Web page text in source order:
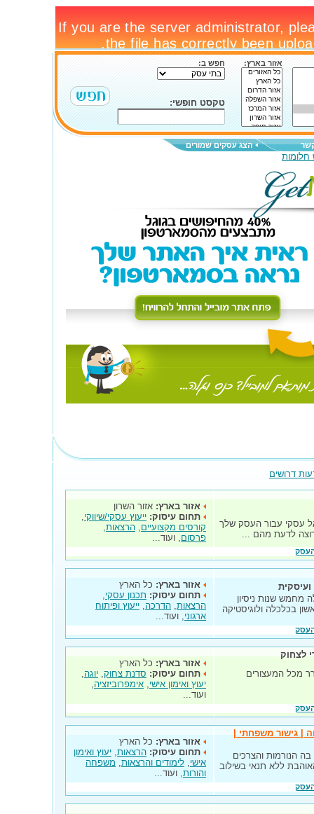
אזור בארץ: חפש ב:
טקסט חופשי:
הצג עסקים שמורים
חלומות
דרושים
עסקי עבור העסק שלך
לדעת מהם ...
אזור בארץ: אזור השרון
תחום עיסוק: ייעוץ עסקי/שיווקי,
קורסים מקצועיים, הרצאות,
פרסום, ועוד...
שנות ניסיון
בכלכלה ולוגיסטיקה
אזור בארץ: כל הארץ
תחום עיסוק: תכנון עסקי,
הרצאות, הדרכה, ייעוץ ופיתוח
ארגוני, ועוד...
לצחוק
מכל המעצורים
אזור בארץ: כל הארץ
תחום עיסוק: סדנת צחוק, יוגה,
יעוץ ואימון אישי, אימפרוביזציה,
ועוד...
| גישור משפחתי |
הנורמות והצרכים
ללא תנאי בשילוב
אזור בארץ: כל הארץ
תחום עיסוק: הרצאות, יעוץ ואימון
אישי, לימודים והרצאות, משפחה
והורות, ועוד...